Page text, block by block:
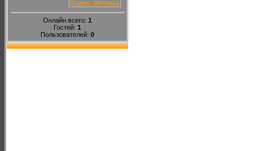
Онлайн всего: 1
Гостей: 1
Пользователей: 0